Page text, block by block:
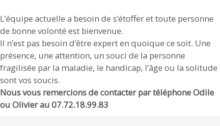
L’équipe actuelle a besoin de s’étoffer et toute personne
de bonne volonté est bienvenue.
Il n’est pas besoin d’être expert en quoique ce soit. Une
présence, une attention, un souci de la personne
fragilisée par la maladie, le handicap, l’âge ou la solitude
sont vos soucis.
Nous vous remercions de contacter par téléphone Odile
ou Olivier au 07.72.18.99.83